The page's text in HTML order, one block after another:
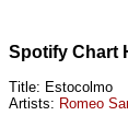
Spotify Chart
Title: Estocolmo
Artists: Romeo